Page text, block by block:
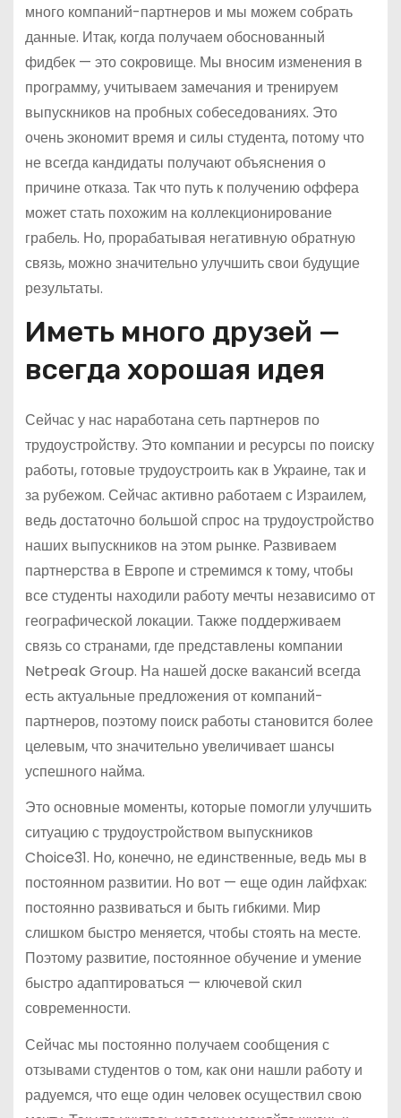
много компаний-партнеров и мы можем собрать
данные. Итак, когда получаем обоснованный
фидбек — это сокровище. Мы вносим изменения в
программу, учитываем замечания и тренируем
выпускников на пробных собеседованиях. Это
очень экономит время и силы студента, потому что
не всегда кандидаты получают объяснения о
причине отказа. Так что путь к получению оффера
может стать похожим на коллекционирование
грабель. Но, прорабатывая негативную обратную
связь, можно значительно улучшить свои будущие
результаты.
Иметь много друзей —
всегда хорошая идея
Сейчас у нас наработана сеть партнеров по
трудоустройству. Это компании и ресурсы по поиску
работы, готовые трудоустроить как в Украине, так и
за рубежом. Сейчас активно работаем с Израилем,
ведь достаточно большой спрос на трудоустройство
наших выпускников на этом рынке. Развиваем
партнерства в Европе и стремимся к тому, чтобы
все студенты находили работу мечты независимо от
географической локации. Также поддерживаем
связь со странами, где представлены компании
Netpeak Group. На нашей доске вакансий всегда
есть актуальные предложения от компаний-
партнеров, поэтому поиск работы становится более
целевым, что значительно увеличивает шансы
успешного найма.
Это основные моменты, которые помогли улучшить
ситуацию с трудоустройством выпускников
Choice31. Но, конечно, не единственные, ведь мы в
постоянном развитии. Но вот — еще один лайфхак:
постоянно развиваться и быть гибкими. Мир
слишком быстро меняется, чтобы стоять на месте.
Поэтому развитие, постоянное обучение и умение
быстро адаптироваться — ключевой скил
современности.
Сейчас мы постоянно получаем сообщения с
отзывами студентов о том, как они нашли работу и
радуемся, что еще один человек осуществил свою